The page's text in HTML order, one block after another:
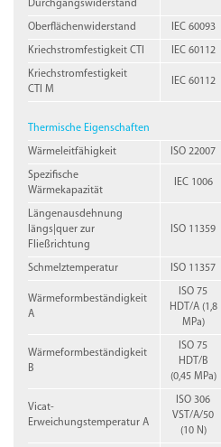
Durchgangswiderstand
Oberflächenwiderstand IEC 60093
Kriechstromfestigkeit CTI IEC 60112
Kriechstromfestigkeit
CTI M
IEC 60112
Thermische Eigenschaften
Wärmeleitfähigkeit ISO 22007
Spezifische
Wärmekapazität
IEC 1006
Längenausdehnung
längs|quer zur
Fließrichtung
ISO 11359
Schmelztemperatur ISO 11357
Wärmeformbeständigkeit
A
ISO 75
HDT/A (1,8
MPa)
Wärmeformbeständigkeit
B
ISO 75
HDT/B
(0,45 MPa)
Vicat-
Erweichungstemperatur A
ISO 306
VST/A/50
(10 N)